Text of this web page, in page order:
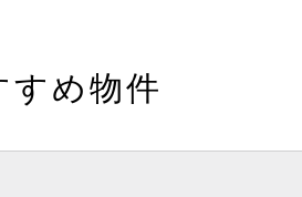
すめ物件